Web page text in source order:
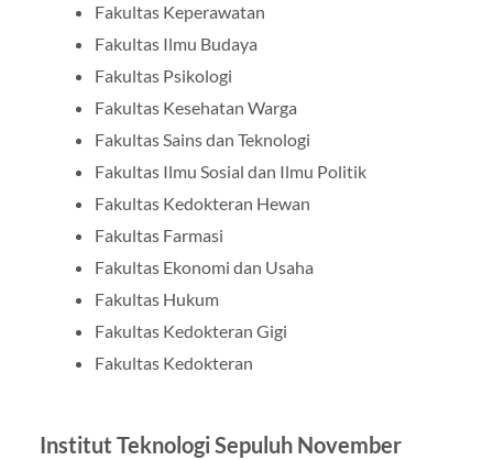
Fakultas Keperawatan
Fakultas Ilmu Budaya
Fakultas Psikologi
Fakultas Kesehatan Warga
Fakultas Sains dan Teknologi
Fakultas Ilmu Sosial dan Ilmu Politik
Fakultas Kedokteran Hewan
Fakultas Farmasi
Fakultas Ekonomi dan Usaha
Fakultas Hukum
Fakultas Kedokteran Gigi
Fakultas Kedokteran
Institut Teknologi Sepuluh November